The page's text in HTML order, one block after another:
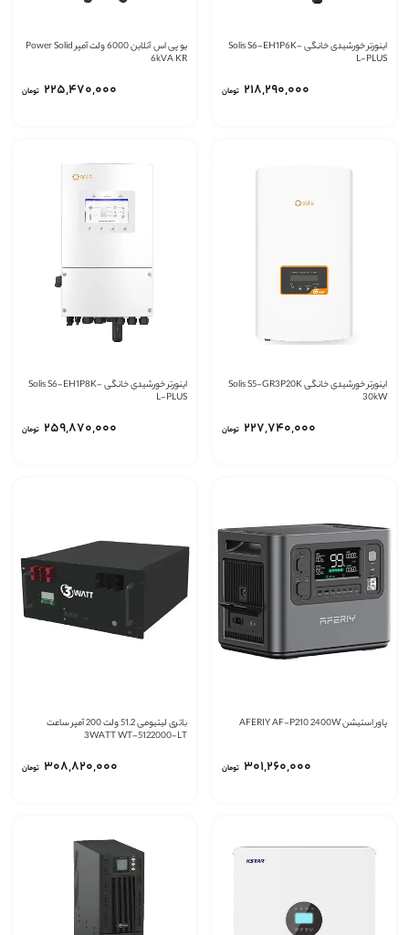
اینورتر خورشیدی خانگی Solis S6-EH1P6K-
L-PLUS
‎۲۱۸,۲۹۰,۰۰۰ تومان
یو پی اس آنلاین 6000 ولت آمپر Power Solid
6kVA KR
‎۲۲۵,۴۷۰,۰۰۰ تومان
اینورتر خورشیدی خانگی Solis S5-GR3P20K
30kW
‎۲۲۷,۷۴۰,۰۰۰ تومان
اینورتر خورشیدی خانگی Solis S6-EH1P8K-
L-PLUS
‎۲۵۹,۸۷۰,۰۰۰ تومان
پاور استیشن AFERIY AF-P210 2400W
‎۳۰۱,۲۶۰,۰۰۰ تومان
باتری لیتیومی 51.2 ولت 200 آمپر ساعت
3WATT WT-5122000-LT
‎۳۰۸,۸۲۰,۰۰۰ تومان